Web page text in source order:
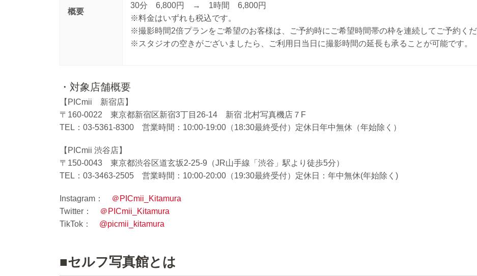
概要
30分 6,800円 → 1時間 6,800円
※料金はいずれも税込です。
※撮影時間2倍プランをご希望のお客様は、ご予約時にご希望時間帯の枠を連続してご予約くだ
※スタジオの空きがございましたら、ご利用日当日に撮影時間の延長も承ることが可能です。
・対象店舗概要
【PICmii 新宿店】
〒160-0022 東京都新宿区新宿3丁目26-14 新宿 北村写真機店７F
TEL：03-5361-8300 営業時間：10:00-19:00（18:30最終受付）定休日年中無休（年始除く）
【PICmii 渋谷店】
〒150-0043 東京都渋谷区道玄坂2-25-9（JR山手線「渋谷」駅より徒歩5分）
TEL：03-3463-2505 営業時間：10:00-20:00（19:30最終受付）定休日：年中無休(年始除く)
Instagram：
＠PICmii_Kitamura
Twitter：
＠PICmii_Kitamura
TikTok： @picmii_kitamura
■セルフ写真館とは